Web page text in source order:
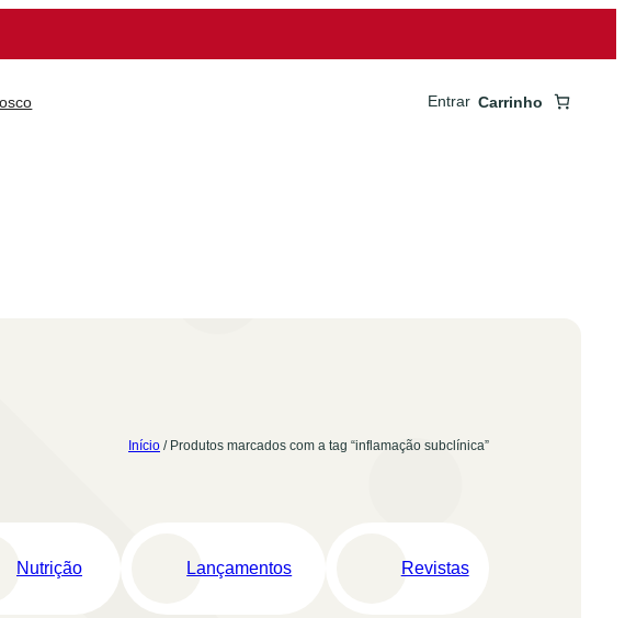
Entrar Carrinho
Início / Produtos marcados com a tag “inflamação subclínica”
Nutrição Lançamentos Revistas